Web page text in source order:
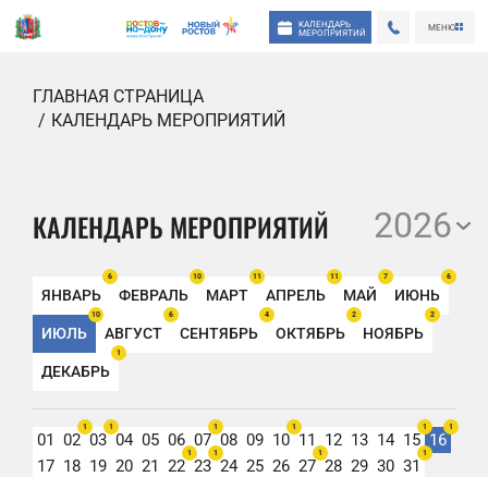
КАЛЕНДАРЬ
МЕРОПРИЯТИЙ
МЕНЮ
ГЛАВНАЯ СТРАНИЦА
КАЛЕНДАРЬ МЕРОПРИЯТИЙ
КАЛЕНДАРЬ МЕРОПРИЯТИЙ 2026
ЯНВАРЬ
6
ФЕВРАЛЬ
10
МАРТ
11
АПРЕЛЬ
11
МАЙ
7
ИЮНЬ
6
ИЮЛЬ
10
АВГУСТ
6
СЕНТЯБРЬ
4
ОКТЯБРЬ
2
НОЯБРЬ
2
ДЕКАБРЬ
1
01 02
1
03
1
04 05 06 07
1
08 09 10
1
11 12 13 14 15
1
16
1
17 18 19 20 21 22
1
23
1
24 25 26 27
1
28 29 30 31
1